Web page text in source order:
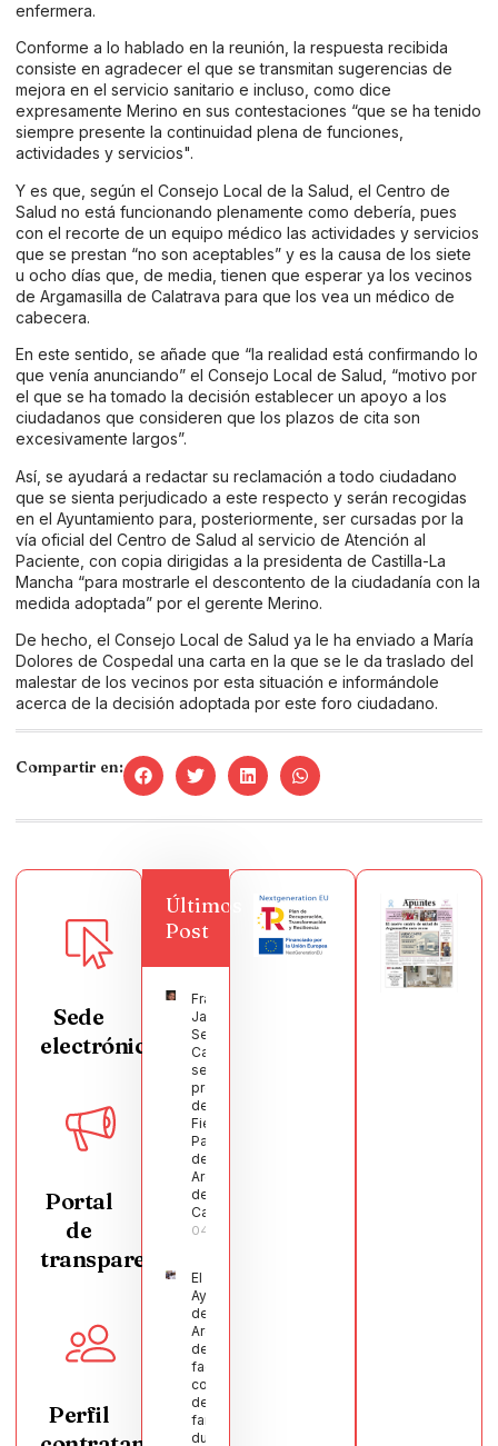
enfermera.
Conforme a lo hablado en la reunión, la respuesta recibida
consiste en agradecer el que se transmitan sugerencias de
mejora en el servicio sanitario e incluso, como dice
expresamente Merino en sus contestaciones “que se ha tenido
siempre presente la continuidad plena de funciones,
actividades y servicios".
Y es que, según el Consejo Local de la Salud, el Centro de
Salud no está funcionando plenamente como debería, pues
con el recorte de un equipo médico las actividades y servicios
que se prestan “no son aceptables” y es la causa de los siete
u ocho días que, de media, tienen que esperar ya los vecinos
de Argamasilla de Calatrava para que los vea un médico de
cabecera.
En este sentido, se añade que “la realidad está confirmando lo
que venía anunciando” el Consejo Local de Salud, “motivo por
el que se ha tomado la decisión establecer un apoyo a los
ciudadanos que consideren que los plazos de cita son
excesivamente largos”.
Así, se ayudará a redactar su reclamación a todo ciudadano
que se sienta perjudicado a este respecto y serán recogidas
en el Ayuntamiento para, posteriormente, ser cursadas por la
vía oficial del Centro de Salud al servicio de Atención al
Paciente, con copia dirigidas a la presidenta de Castilla-La
Mancha “para mostrarle el descontento de la ciudadanía con la
medida adoptada” por el gerente Merino.
De hecho, el Consejo Local de Salud ya le ha enviado a María
Dolores de Cospedal una carta en la que se le da traslado del
malestar de los vecinos por esta situación e informándole
acerca de la decisión adoptada por este foro ciudadano.
Compartir en:
Sede
electrónica
Portal
de
transparencia
Perfil
Últimos
Post
Francisco
Javier
Segura
Castellanos
será el
pregonero
de las
Fiestas
Patronales
de
Argamasilla
de
Calatrava
04/08/2026
El
Ayuntamiento
de
Argamasilla
de Calatrava
facilita la
conciliación
de 200
familias
durante el